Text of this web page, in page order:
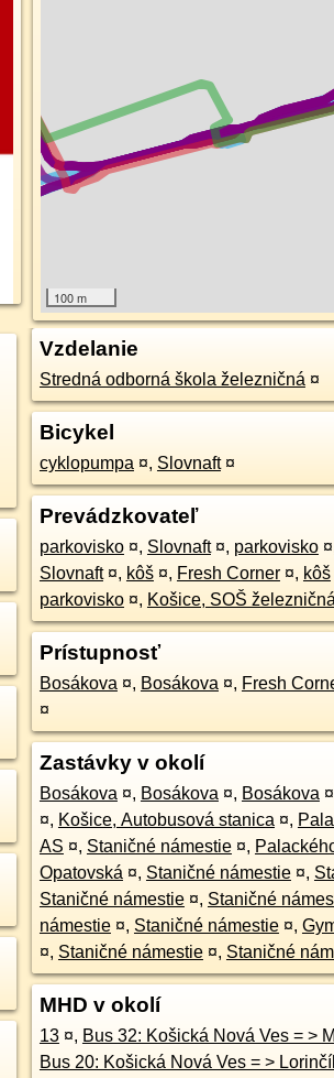
100 m
Vzdelanie
Stredná odborná škola železničná ¤
Bicykel
cyklopumpa ¤, Slovnaft ¤
Prevádzkovateľ
parkovisko ¤, Slovnaft ¤, parkovisko ¤
Slovnaft ¤, kôš ¤, Fresh Corner ¤, kôš
parkovisko ¤, Košice, SOŠ železničná
Prístupnosť
Bosákova ¤, Bosákova ¤, Fresh
¤
Zastávky v okolí
Bosákova ¤, Bosákova ¤, Bosákova ¤
¤, Košice, Autobusová stanica ¤,
AS ¤, Staničné námestie ¤,
Opatovská ¤, Staničné námestie ¤,
Staničné námestie ¤, Staničné
námestie ¤, Staničné námestie ¤,
¤, Staničné námestie ¤, Staničné
MHD v okolí
13 ¤, Bus
Bus 20: Košická Nová Ves = >